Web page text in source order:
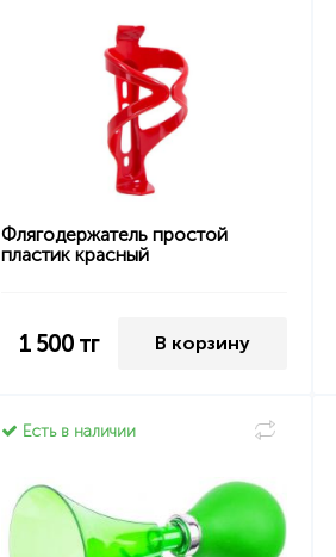
Флягодержатель простой
пластик красный
1 500 тг В корзину
Есть в наличии